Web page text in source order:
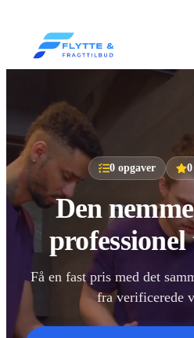
0 opgaver 0
Den
Få en fast pris med det
fra verificerede